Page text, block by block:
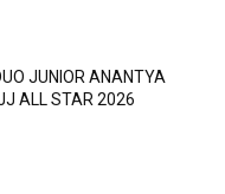
JUNIOR ANANTYA
ALL STAR 2026